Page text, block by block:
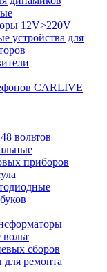
12V>220V
устройства для
CARLIVE
вольтов
приборов
сборов
ремонта